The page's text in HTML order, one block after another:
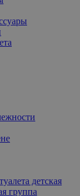
детская
группа